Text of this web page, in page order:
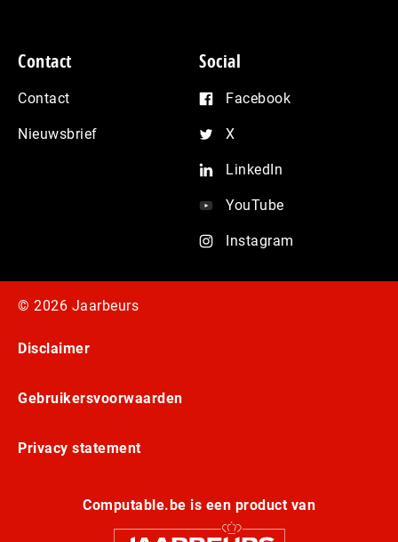
Contact
Contact
Nieuwsbrief
Social
Facebook
X
LinkedIn
YouTube
Instagram
© 2026 Jaarbeurs
Disclaimer
Gebruikersvoorwaarden
Privacy statement
Computable.be is een product van